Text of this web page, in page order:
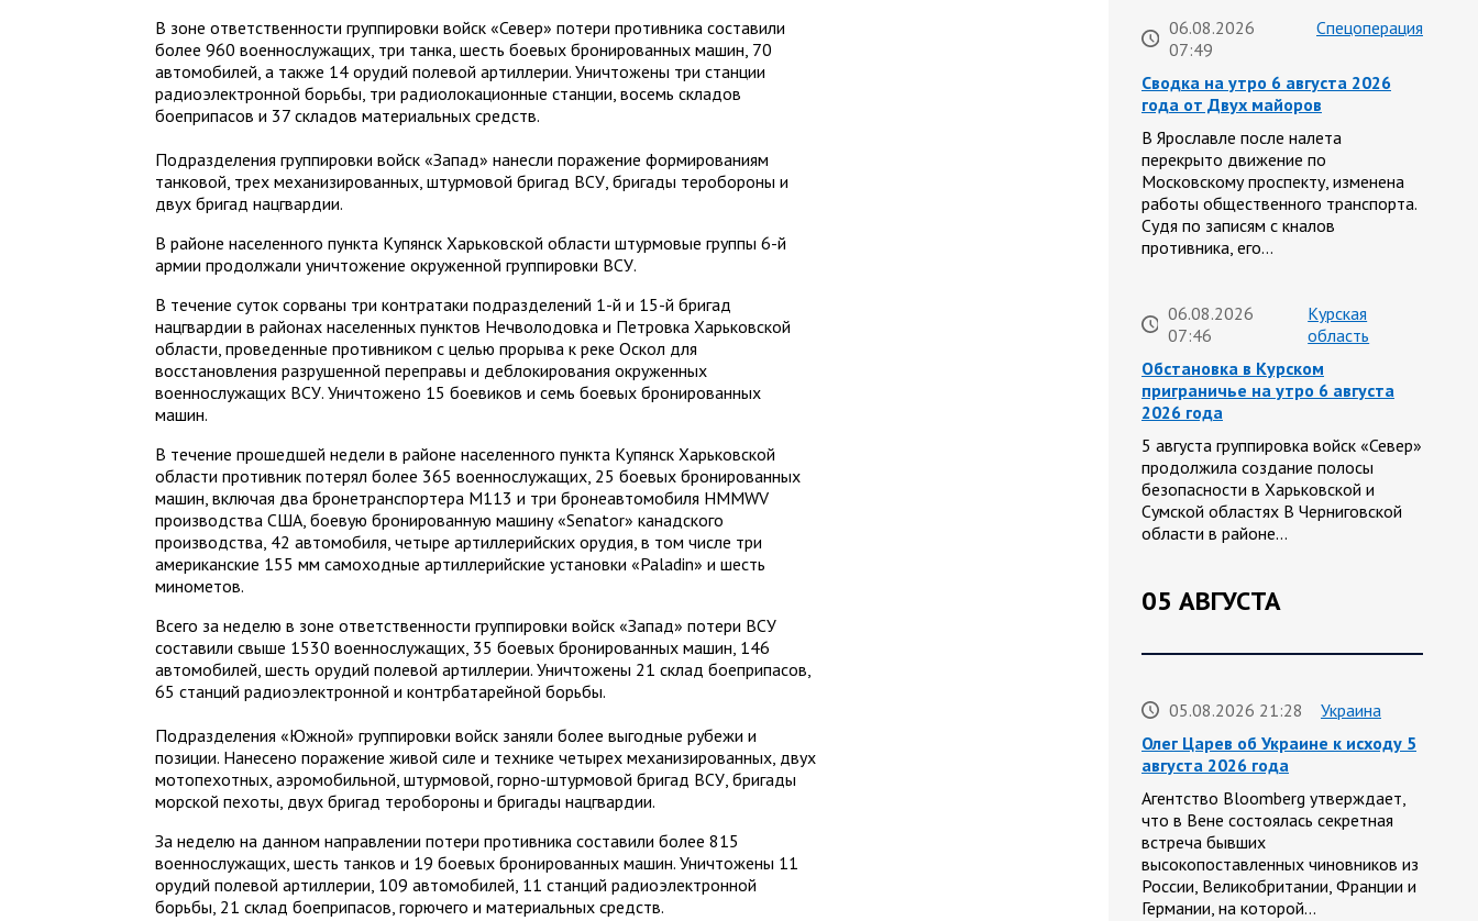
В зоне ответственности группировки войск «Север» потери противника составили
более 960 военнослужащих, три танка, шесть боевых бронированных машин, 70
автомобилей, а также 14 орудий полевой артиллерии. Уничтожены три станции
радиоэлектронной борьбы, три радиолокационные станции, восемь складов
боеприпасов и 37 складов материальных средств.
Подразделения группировки войск «Запад» нанесли поражение формированиям
танковой, трех механизированных, штурмовой бригад ВСУ, бригады теробороны и
двух бригад нацгвардии.
В районе населенного пункта Купянск Харьковской области штурмовые группы 6-й
армии продолжали уничтожение окруженной группировки ВСУ.
В течение суток сорваны три контратаки подразделений 1-й и 15-й бригад
нацгвардии в районах населенных пунктов Нечволодовка и Петровка Харьковской
области, проведенные противником с целью прорыва к реке Оскол для
восстановления разрушенной переправы и деблокирования окруженных
военнослужащих ВСУ. Уничтожено 15 боевиков и семь боевых бронированных
машин.
В течение прошедшей недели в районе населенного пункта Купянск Харьковской
области противник потерял более 365 военнослужащих, 25 боевых бронированных
машин, включая два бронетранспортера М113 и три бронеавтомобиля HMMWV
производства США, боевую бронированную машину «Senator» канадского
производства, 42 автомобиля, четыре артиллерийских орудия, в том числе три
американские 155 мм самоходные артиллерийские установки «Paladin» и шесть
минометов.
Всего за неделю в зоне ответственности группировки войск «Запад» потери ВСУ
составили свыше 1530 военнослужащих, 35 боевых бронированных машин, 146
автомобилей, шесть орудий полевой артиллерии. Уничтожены 21 склад боеприпасов,
65 станций радиоэлектронной и контрбатарейной борьбы.
Подразделения «Южной» группировки войск заняли более выгодные рубежи и
позиции. Нанесено поражение живой силе и технике четырех механизированных, двух
мотопехотных, аэромобильной, штурмовой, горно-штурмовой бригад ВСУ, бригады
морской пехоты, двух бригад теробороны и бригады нацгвардии.
За неделю на данном направлении потери противника составили более 815
военнослужащих, шесть танков и 19 боевых бронированных машин. Уничтожены 11
орудий полевой артиллерии, 109 автомобилей, 11 станций радиоэлектронной
борьбы, 21 склад боеприпасов, горючего и материальных средств.
06.08.2026
07:49
Спецоперация
Сводка на утро 6 августа 2026
года от Двух майоров
В Ярославле после налета
перекрыто движение по
Московскому проспекту, изменена
работы общественного транспорта.
Судя по записям с кналов
противника, его…
06.08.2026
07:46
Курская
область
Обстановка в Курском
приграничье на утро 6 августа
2026 года
5 августа группировка войск «Север»
продолжила создание полосы
безопасности в Харьковской и
Сумской областях В Черниговской
области в районе…
05 АВГУСТА
05.08.2026 21:28
Украина
Олег Царев об Украине к исходу 5
августа 2026 года
Агентство Bloomberg утверждает,
что в Вене состоялась секретная
встреча бывших
высокопоставленных чиновников из
России, Великобритании, Франции и
Германии, на которой…